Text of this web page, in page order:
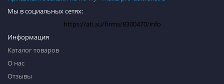
Информация
Каталог товаров
О нас
Отзывы
Мы в социальных сетях:
https://ati.su/firms/8300470/info